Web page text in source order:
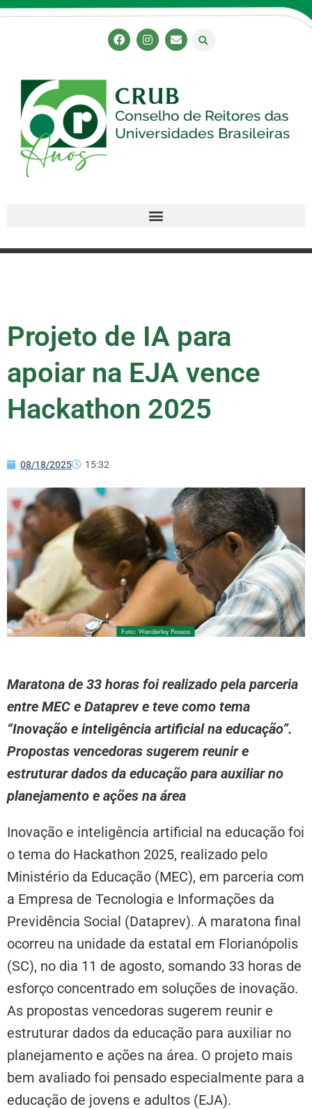
Projeto de IA para
apoiar na EJA vence
Hackathon 2025
08/18/2025 15:32
Maratona de 33 horas foi realizado pela parceria
entre MEC e Dataprev e teve como tema
“Inovação e inteligência artificial na educação”.
Propostas vencedoras sugerem reunir e
estruturar dados da educação para auxiliar no
planejamento e ações na área
Inovação e inteligência artificial na educação foi
o tema do Hackathon 2025, realizado pelo
Ministério da Educação (MEC), em parceria com
a Empresa de Tecnologia e Informações da
Previdência Social (Dataprev). A maratona final
ocorreu na unidade da estatal em Florianópolis
(SC), no dia 11 de agosto, somando 33 horas de
esforço concentrado em soluções de inovação.
As propostas vencedoras sugerem reunir e
estruturar dados da educação para auxiliar no
planejamento e ações na área. O projeto mais
bem avaliado foi pensado especialmente para a
educação de jovens e adultos (EJA).